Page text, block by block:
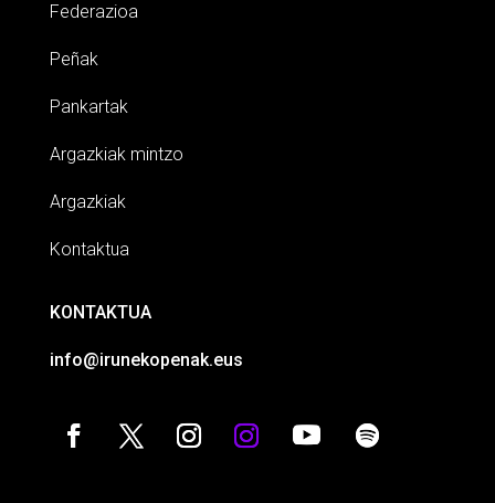
Federazioa
Peñak
Pankartak
Argazkiak mintzo
Argazkiak
Kontaktua
KONTAKTUA
info@irunekopenak.eus